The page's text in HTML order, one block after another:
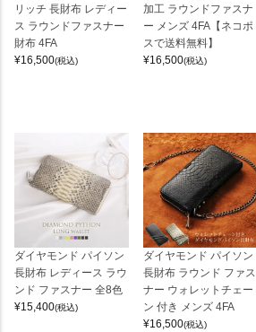
リッチ 長財布 レディー
ス ラウンドファスナー
財布 4FA
¥16,500(税込)
加工 ラウンドファスナ
ー メンズ 4FA【ネコポ
スで送料無料】
¥16,500(税込)
ダイヤモンド パイソン
長財布 レディース ラウ
ンド ファスナー 全8色
¥15,400(税込)
ダイヤモンド パイソン
長財布 ラウンド ファス
ナー ウォレットチェー
ン 付き メンズ 4FA
¥16,500(税込)